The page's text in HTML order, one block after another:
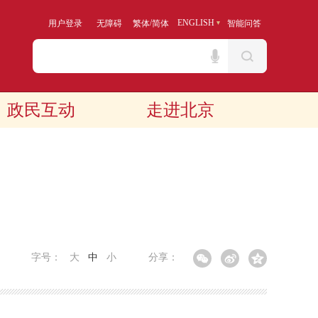
用户登录 无障碍 繁体/简体 ENGLISH 智能问答
政民互动 走进北京
分享：
字号： 大 中 小